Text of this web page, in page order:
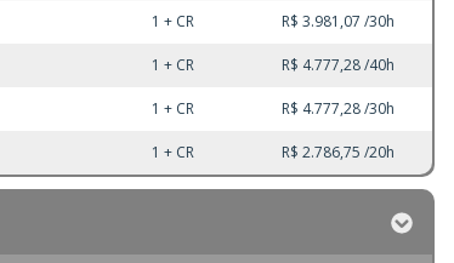
1 + CR R$ 3.981,07 /30h
1 + CR R$ 4.777,28 /40h
1 + CR R$ 4.777,28 /30h
1 + CR R$ 2.786,75 /20h